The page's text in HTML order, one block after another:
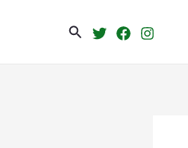
Search